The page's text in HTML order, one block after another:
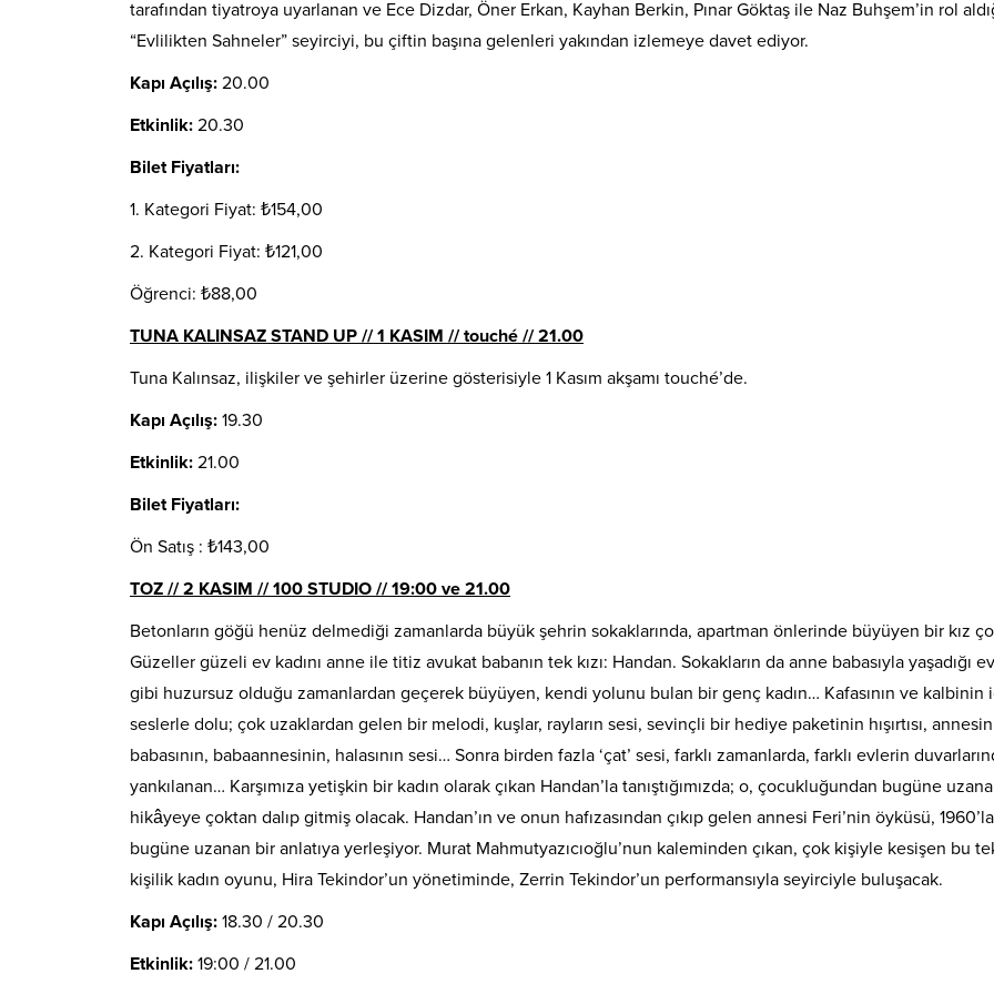
tarafından tiyatroya uyarlanan ve Ece Dizdar, Öner Erkan, Kayhan Berkin, Pınar Göktaş ile Naz Buhşem’in rol
“Evlilikten Sahneler” seyirciyi, bu çiftin başına gelenleri yakından izlemeye davet ediyor.
Kapı Açılış: 20.00
Etkinlik: 20.30
Bilet Fiyatları:
1. Kategori Fiyat: ₺154,00
2. Kategori Fiyat: ₺121,00
Öğrenci: ₺88,00
TUNA KALINSAZ STAND UP // 1 KASIM // touché // 21.00
Tuna Kalınsaz, ilişkiler ve şehirler üzerine gösterisiyle 1 Kasım akşamı touché’de.
Kapı Açılış: 19.30
Etkinlik: 21.00
Bilet Fiyatları:
Ön Satış : ₺143,00
TOZ // 2 KASIM // 100 STUDIO // 19:00 ve 21.00
Betonların göğü henüz delmediği zamanlarda büyük şehrin sokaklarında, apartman önlerinde büyüyen bir kız
Güzeller güzeli ev kadını anne ile titiz avukat babanın tek kızı: Handan. Sokakların da anne babasıyla yaşadığı
gibi huzursuz olduğu zamanlardan geçerek büyüyen, kendi yolunu bulan bir genç kadın… Kafasının ve kalbinin
seslerle dolu; çok uzaklardan gelen bir melodi, kuşlar, rayların sesi, sevinçli bir hediye paketinin hışırtısı,
babasının, babaannesinin, halasının sesi… Sonra birden fazla ‘çat’ sesi, farklı zamanlarda, farklı evlerin
yankılanan… Karşımıza yetişkin bir kadın olarak çıkan Handan’la tanıştığımızda; o, çocukluğundan bugüne
hikâyeye çoktan dalıp gitmiş olacak. Handan’ın ve onun hafızasından çıkıp gelen annesi Feri’nin öyküsü,
bugüne uzanan bir anlatıya yerleşiyor. Murat Mahmutyazıcıoğlu’nun kaleminden çıkan, çok kişiyle kesişen bu
kişilik kadın oyunu, Hira Tekindor’un yönetiminde, Zerrin Tekindor’un performansıyla seyirciyle buluşacak.
Kapı Açılış: 18.30 / 20.30
Etkinlik: 19:00 / 21.00